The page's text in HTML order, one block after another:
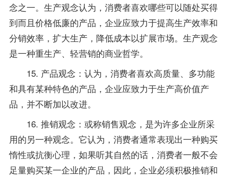
念之一。生产观念认为，消费者喜欢哪些可以随处买得
到而且价格低廉的产品，企业应致力于提高生产效率和
分销效率，扩大生产，降低成本以扩展市场。生产观念
是一种重生产、轻营销的商业哲学。
15. 产品观念：认为，消费者喜欢高质量、多功能
和具有某种特色的产品，企业应致力于生产高价值产
品，并不断加以改进。
16. 推销观念：或称销售观念，是为许多企业所采
用的另一种观念。它认为，消费者通常表现出一种购买
惰性或抗衡心理，如果听其自然的话，消费者一般不会
足量购买某一企业的产品，因此，企业必须积极推销和